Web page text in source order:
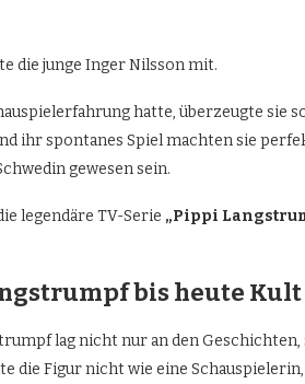
die junge Inger Nilsson mit.
hatte, überzeugte
ihr spontanes Spiel machten sie
gewesen sein.
legendäre TV-Serie „Pippi
bis heute
lag nicht nur an den
die Figur nicht wie eine